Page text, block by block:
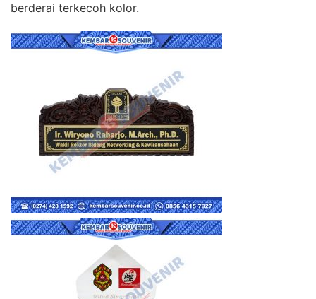
berderai terkecoh kolor.